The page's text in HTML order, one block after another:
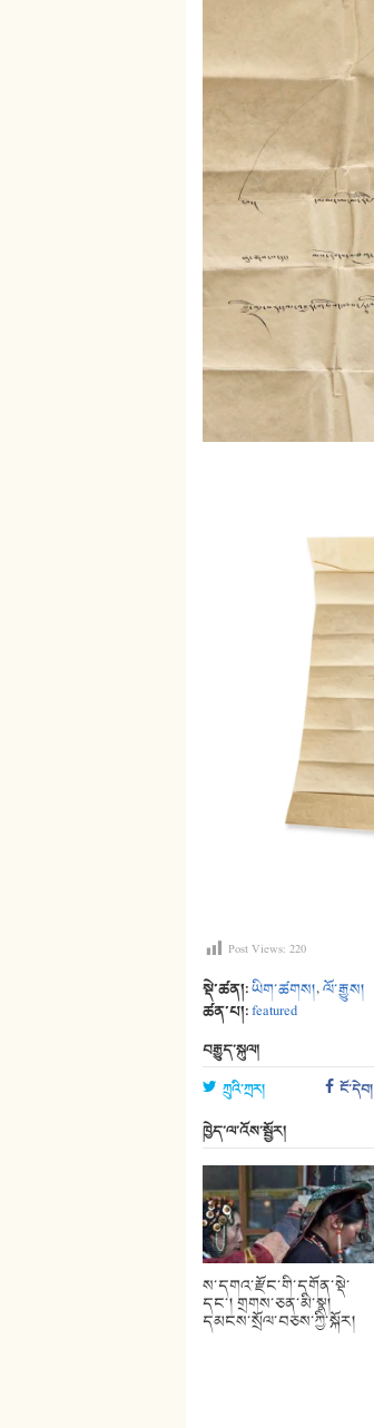
Post Views: 220
སྡེ་ཚན།:ཡིག་ཚགས།,ལོ་རྒྱུས།
ཚན་པ།:featured
བརྒྱུད་སྐུལ།
ཀྲུའི་ཀྲར། ངོ་དེབ།
ཁྱེད་ལ་འོས་སྦྱོར།
ས་དགའ་རྫོང་གི་དགོན་སྡེ་
དང་། གྲགས་ཅན་མི་སྣ།
དམངས་སྲོལ་བཅས་ཀྱི་སྐོར།